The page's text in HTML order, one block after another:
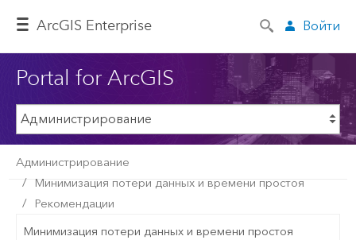
ArcGIS Enterprise Войти
Portal for ArcGIS
Администрирование
Минимизация потери данных и времени простоя
Рекомендации
Минимизация потери данных и времени простоя